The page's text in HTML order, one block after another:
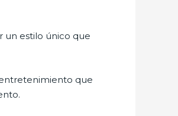
un estilo único que
que